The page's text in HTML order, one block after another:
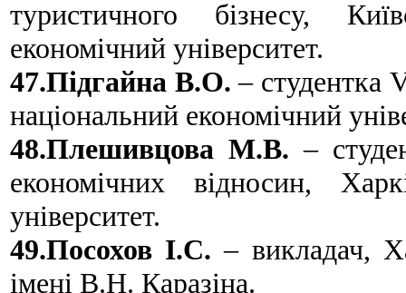
туристичного бізнесу,
економічний університет.
47.Підгайна В.О. – студентка
національний економічний
48.Плешивцова М.В. –
економічних відносин,
університет.
49.Посохов І.С. – викладач,
імені В.Н. Каразіна.